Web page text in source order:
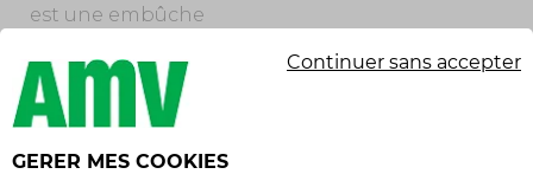
est une embûche
AFFRONTER LES
ÉLÉMENTS DE NUIT
Lorsque la pluie
GERER MES COOKIES
Continuer sans accepter